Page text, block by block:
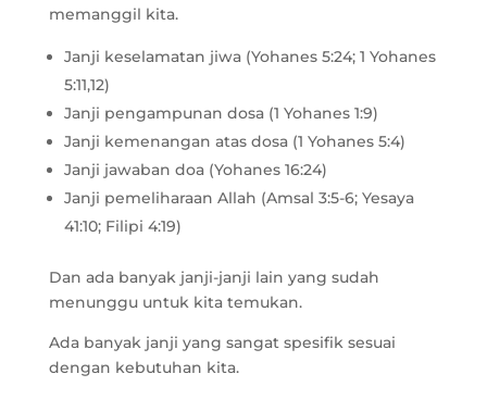
memanggil kita.
Janji keselamatan jiwa (Yohanes 5:24; 1 Yohanes
5:11,12)
Janji pengampunan dosa (1 Yohanes 1:9)
Janji kemenangan atas dosa (1 Yohanes 5:4)
Janji jawaban doa (Yohanes 16:24)
Janji pemeliharaan Allah (Amsal 3:5-6; Yesaya
41:10; Filipi 4:19)
Dan ada banyak janji-janji lain yang sudah
menunggu untuk kita temukan.
Ada banyak janji yang sangat spesifik sesuai
dengan kebutuhan kita.